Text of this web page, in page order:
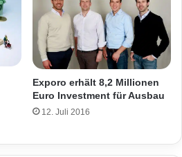
Exporo erhält 8,2 Millionen
Euro Investment für Ausbau
12. Juli 2016